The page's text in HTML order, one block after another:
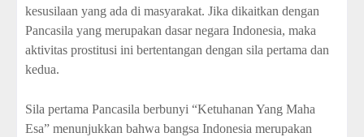
kesusilaan yang ada di masyarakat. Jika dikaitkan dengan
Pancasila yang merupakan dasar negara Indonesia, maka
aktivitas prostitusi ini bertentangan dengan sila pertama dan
kedua.
Sila pertama Pancasila berbunyi “Ketuhanan Yang Maha
Esa” menunjukkan bahwa bangsa Indonesia merupakan